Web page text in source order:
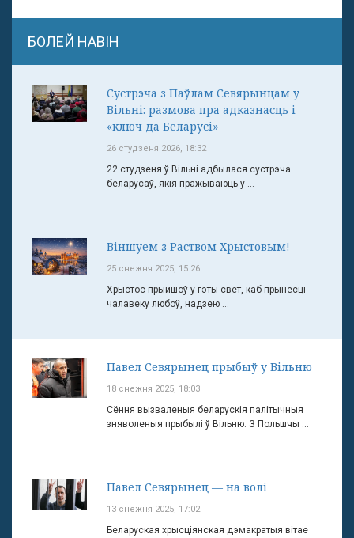
БОЛЕЙ НАВІН
Сустрэча з Паўлам Севярынцам у
Вільні: размова пра адказнасць і
«ключ да Беларусі»
26 студзеня 2026, 18:32
22 студзеня ў Вільні адбылася сустрэча
беларусаў, якія пражываюць у ...
Віншуем з Раством Хрыстовым!
25 снежня 2025, 15:26
Хрыстос прыйшоў у гэты свет, каб прынесці
чалавеку любоў, надзею ...
Павел Севярынец прыбыў у Вільню
18 снежня 2025, 18:03
Сёння вызваленыя беларускія палітычныя
зняволеныя прыбылі ў Вільню. З Польшчы ...
Павел Севярынец — на волі
13 снежня 2025, 17:02
Беларуская хрысціянская дэмакратыя вітае